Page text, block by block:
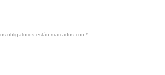
obligatorios están marcados con *